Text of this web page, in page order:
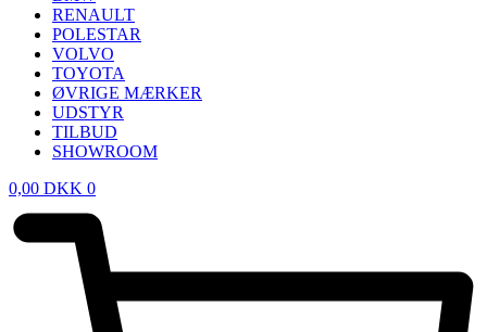
RENAULT
POLESTAR
VOLVO
TOYOTA
ØVRIGE MÆRKER
UDSTYR
TILBUD
SHOWROOM
0,00 DKK 0